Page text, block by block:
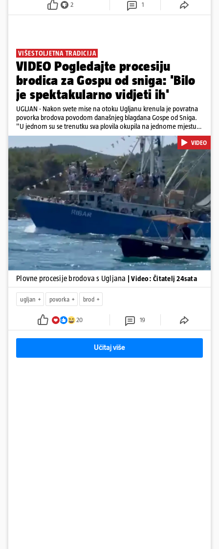
2 1
VIŠESTOLJETNA TRADICIJA
VIDEO Pogledajte procesiju
brodica za Gospu od sniga: 'Bilo
je spektakularno vidjeti ih'
UGLJAN - Nakon svete mise na otoku Ugljanu krenula je povratna
povorka brodova povodom današnjeg blagdana Gospe od Sniga.
"U jednom su se trenutku sva plovila okupila na jednome mjestu
te sinkronizirano kružila sljedećih deset minuta, što je izgledalo
spektakularno", kazala nam je čitateljica koja je snimila povorku.
Posebno atraktivan prizor bio je, kako je rekla, kada su se pojedini
sudionici popeli na vrhove brodova i mahali upaljenim bakljama.
Na nekim su brodovima bili svirači, što je dodatno pridonijelo
živosti prizora. Riječ je o višestoljetnoj tradiciji, koja se neprekidno
održava od 1514. godine. U sklopu proslave održat će se i
tradicionalna Kukljiška fešta, koja će započeti u popodnevnim
satima s tradicionalnim dalmatinskim igrama.
Pokretanje videa...
VIDEO
Plovne procesije brodova s Ugljana | Video: Čitatelj 24sata
ugljan povorka brod
20 19
Učitaj više